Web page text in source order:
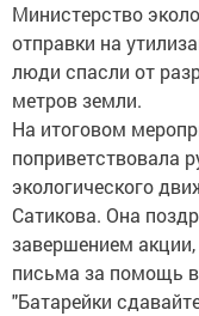
Министерство
отправки на
люди спасли от
метров земли.
На итоговом
поприветствовала
экологического
Сатикова. Она
завершением
письма за помощь в
"Батарейки